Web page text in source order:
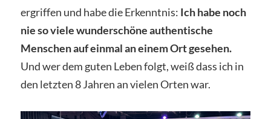
ergriffen und habe die Erkenntnis: Ich habe noch
nie so viele wunderschöne authentische
Menschen auf einmal an einem Ort gesehen.
Und wer dem guten Leben folgt, weiß dass ich in
den letzten 8 Jahren an vielen Orten war.